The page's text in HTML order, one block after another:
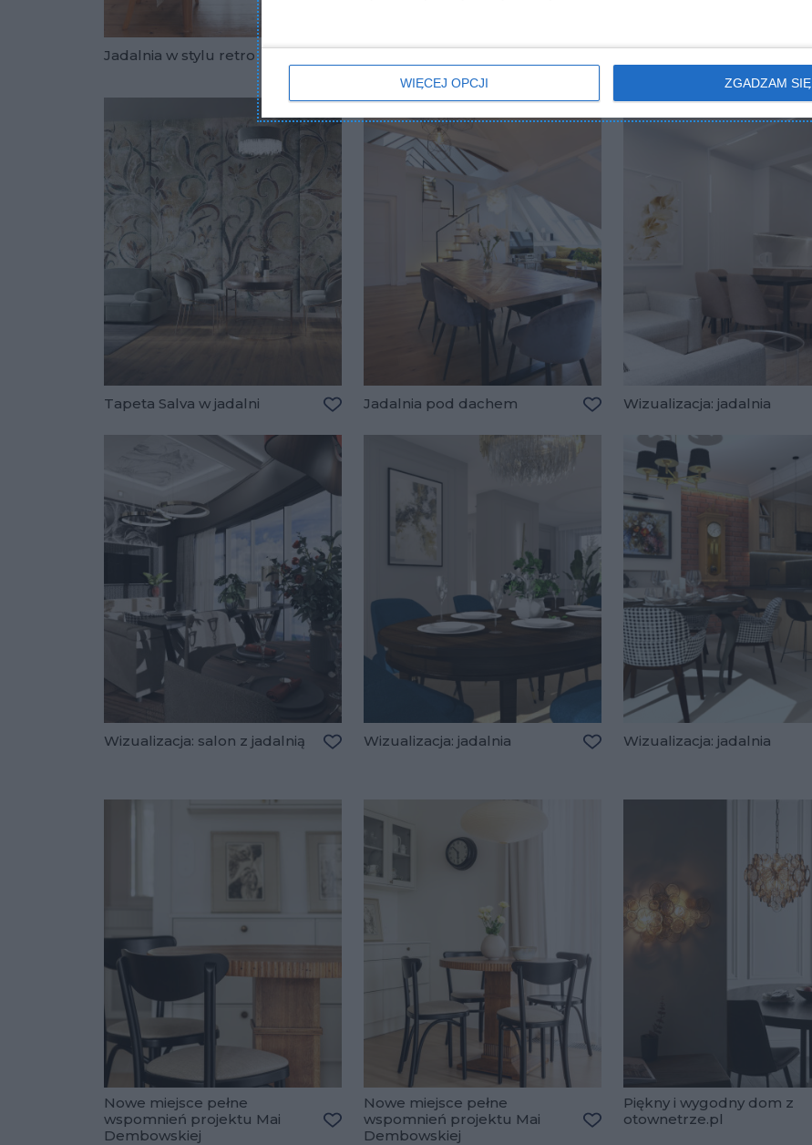
WIĘCEJ OPCJI ZGADZAM SIĘ
Jadalnia w stylu retro
Dodaj do ulubionych Dodaj do ulubionych
Tapeta Salva w jadalni Jadalnia pod dachem Wizualizacja: jadalnia
Wizualizacja: salon z jadalnią Wizualizacja: jadalnia Wizualizacja: jadalnia
Nowe miejsce pełne
wspomnień projektu Mai
Dembowskiej
Dodaj do ulubionych
Nowe miejsce pełne
wspomnień projektu Mai
Dembowskiej
Piękny i wygodny dom z
otownetrze.pl